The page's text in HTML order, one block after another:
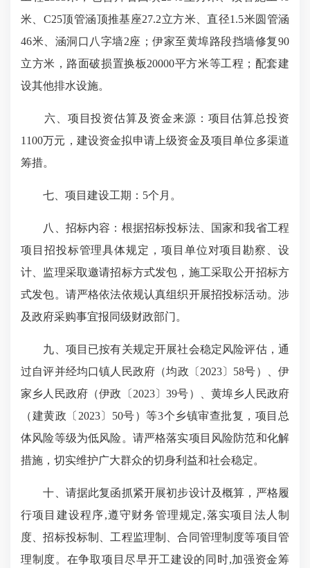
米、C25顶管涵顶推基座27.2立方米、直径1.5米圆管涵
46米、涵洞口八字墙2座；伊家至黄埠路段挡墙修复90
立方米，路面破损置换板20000平方米等工程；配套建
设其他排水设施。
六、项目投资估算及资金来源：项目估算总投资
1100万元，建设资金拟申请上级资金及项目单位多渠道
筹措。
七、项目建设工期：5个月。
八、招标内容：根据招标投标法、国家和我省工程
项目招投标管理具体规定，项目单位对项目勘察、设
计、监理采取邀请招标方式发包，施工采取公开招标方
式发包。请严格依法依规认真组织开展招投标活动。涉
及政府采购事宜报同级财政部门。
九、项目已按有关规定开展社会稳定风险评估，通
过自评并经均口镇人民政府（均政〔2023〕58号）、伊
家乡人民政府（伊政〔2023〕39号）、黄埠乡人民政府
（建黄政〔2023〕50号）等3个乡镇审查批复，项目总
体风险等级为低风险。请严格落实项目风险防范和化解
措施，切实维护广大群众的切身利益和社会稳定。
十、请据此复函抓紧开展初步设计及概算，严格履
行项目建设程序,遵守财务管理规定,落实项目法人制
度、招标投标制、工程监理制、合同管理制度等项目管
理制度。在争取项目尽早开工建设的同时,加强资金筹